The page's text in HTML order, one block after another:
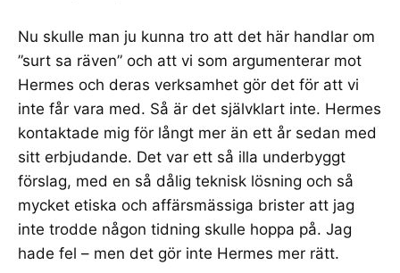
Nu skulle man ju kunna tro att det här handlar om
”surt sa räven” och att vi som argumenterar mot
Hermes och deras verksamhet gör det för att vi
inte får vara med. Så är det självklart inte. Hermes
kontaktade mig för långt mer än ett år sedan med
sitt erbjudande. Det var ett så illa underbyggt
förslag, med en så dålig teknisk lösning och så
mycket etiska och affärsmässiga brister att jag
inte trodde någon tidning skulle hoppa på. Jag
hade fel – men det gör inte Hermes mer rätt.